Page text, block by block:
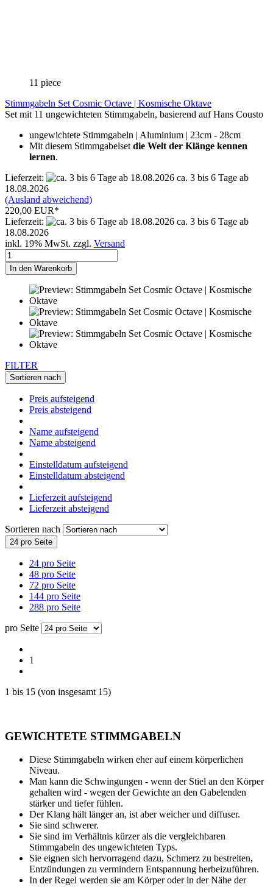
11 piece
Stimmgabeln Set Cosmic Octave | Kosmische Oktave
Set mit 11 ungewichteten Stimmgabeln, basierend auf Hans Cousto
ungewichtete Stimmgabeln | Aluminium | 23cm - 28cm
Mit diesem Stimmgabelset die Welt der Klänge kennen
lernen.
Lieferzeit:
ca. 3 bis 6 Tage ab
18.08.2026
(Ausland abweichend)
220,00 EUR*
Lieferzeit:
ca. 3 bis 6 Tage ab
18.08.2026
inkl. 19% MwSt. zzgl. Versand
In den Warenkorb
FILTER
Sortieren nach
Preis aufsteigend
Preis absteigend
Name aufsteigend
Name absteigend
Einstelldatum aufsteigend
Einstelldatum absteigend
Lieferzeit aufsteigend
Lieferzeit absteigend
Sortieren nach
24 pro Seite
24 pro Seite
48 pro Seite
72 pro Seite
144 pro Seite
288 pro Seite
pro Seite
1
1 bis 15 (von insgesamt 15)
GEWICHTETE STIMMGABELN
Diese Stimmgabeln wirken eher auf einem körperlichen
Niveau.
Man kann die Schwingungen - wenn der Stiel an den Körper
gehalten wird - wegen der Gewichte an den Gabelenden
stärker und tiefer fühlen.
Der Klang hält länger an, ist aber weicher und diffuser.
Sie sind schwerer.
Sie sind im Verhältnis kürzer als die vergleichbaren
Stimmgabeln des ungewichteten Typs.
Sie eignen sich hervorragend dazu, Schmerz zu bestreiten,
Entzündungen zu vermindern Entspannung herbeizuführen.
In der Regel werden sie am Körper oder in der Nähe der